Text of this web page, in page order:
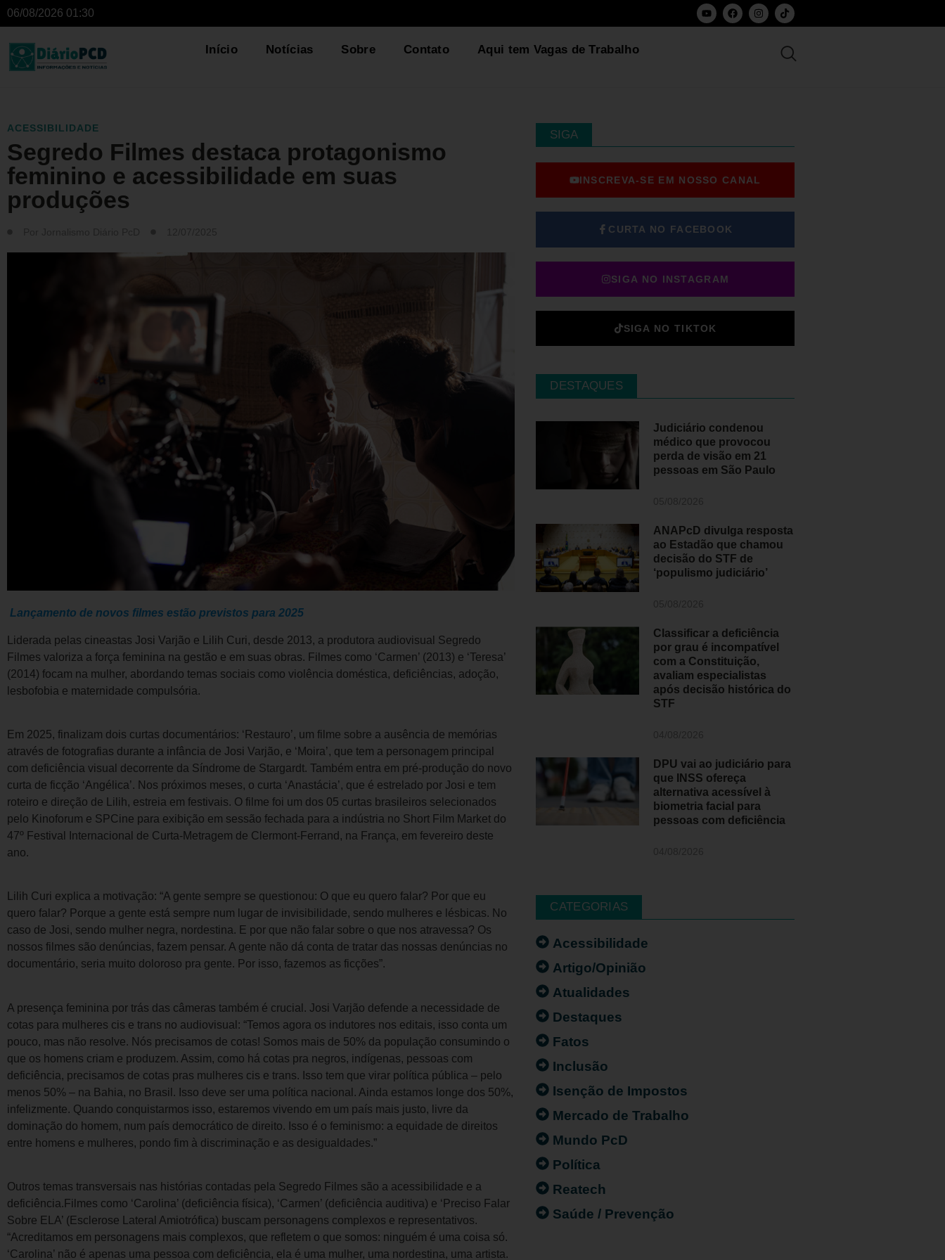
06/08/2026 01:30
Início Notícias Sobre Contato Aqui tem Vagas de Trabalho
ACESSIBILIDADE
Segredo Filmes destaca protagonismo
feminino e acessibilidade em suas
produções
Lançamento de novos filmes estão previstos para 2025
Liderada pelas cineastas Josi Varjão e Lilih Curi, desde 2013, a produtora audiovisual Segredo
Filmes valoriza a força feminina na gestão e em suas obras. Filmes como ‘Carmen’ (2013) e ‘Teresa’
(2014) focam na mulher, abordando temas sociais como violência doméstica, deficiências, adoção,
lesbofobia e maternidade compulsória.
Em 2025, finalizam dois curtas documentários: ‘Restauro’, um filme sobre a ausência de memórias
através de fotografias durante a infância de Josi Varjão, e ‘Moira’, que tem a personagem principal
com deficiência visual decorrente da Síndrome de Stargardt. Também entra em pré-produção do novo
curta de ficção ‘Angélica’. Nos próximos meses, o curta ‘Anastácia’, que é estrelado por Josi e tem
roteiro e direção de Lilih, estreia em festivais. O filme foi um dos 05 curtas brasileiros selecionados
pelo Kinoforum e SPCine para exibição em sessão fechada para a indústria no Short Film Market do
47º Festival Internacional de Curta-Metragem de Clermont-Ferrand, na França, em fevereiro deste
ano.
Lilih Curi explica a motivação: “A gente sempre se questionou: O que eu quero falar? Por que eu
quero falar? Porque a gente está sempre num lugar de invisibilidade, sendo mulheres e lésbicas. No
caso de Josi, sendo mulher negra, nordestina. E por que não falar sobre o que nos atravessa? Os
nossos filmes são denúncias, fazem pensar. A gente não dá conta de tratar das nossas denúncias no
documentário, seria muito doloroso pra gente. Por isso, fazemos as ficções”.
A presença feminina por trás das câmeras também é crucial. Josi Varjão defende a necessidade de
cotas para mulheres cis e trans no audiovisual: “Temos agora os indutores nos editais, isso conta um
pouco, mas não resolve. Nós precisamos de cotas! Somos mais de 50% da população consumindo o
que os homens criam e produzem. Assim, como há cotas pra negros, indígenas, pessoas com
deficiência, precisamos de cotas pras mulheres cis e trans. Isso tem que virar política pública – pelo
menos 50% – na Bahia, no Brasil. Isso deve ser uma política nacional. Ainda estamos longe dos 50%,
infelizmente. Quando conquistarmos isso, estaremos vivendo em um país mais justo, livre da
dominação do homem, num país democrático de direito. Isso é o feminismo: a equidade de direitos
entre homens e mulheres, pondo fim à discriminação e as desigualdades.”
Outros temas transversais nas histórias contadas pela Segredo Filmes são a acessibilidade e a
deficiência.Filmes como ‘Carolina’ (deficiência física), ‘Carmen’ (deficiência auditiva) e ‘Preciso Falar
Sobre ELA’ (Esclerose Lateral Amiotrófica) buscam personagens complexos e representativos.
“Acreditamos em personagens mais complexos, que refletem o que somos: ninguém é uma coisa só.
‘Carolina’ não é apenas uma pessoa com deficiência, ela é uma mulher, uma nordestina, uma artista.
SIGA
INSCREVA-SE EM NOSSO CANAL
CURTA NO FACEBOOK
SIGA NO INSTAGRAM
SIGA NO TIKTOK
DESTAQUES
Judiciário condenou
médico que provocou
perda de visão em 21
pessoas em São Paulo
ANAPcD divulga resposta
ao Estadão que chamou
decisão do STF de
‘populismo judiciário’
Classificar a deficiência
por grau é incompatível
com a Constituição,
avaliam especialistas
após decisão histórica do
STF
DPU vai ao judiciário para
que INSS ofereça
alternativa acessível à
biometria facial para
pessoas com deficiência
CATEGORIAS
Acessibilidade
Artigo/Opinião
Atualidades
Destaques
Fatos
Inclusão
Isenção de Impostos
Mercado de Trabalho
Mundo PcD
Política
Reatech
Saúde / Prevenção